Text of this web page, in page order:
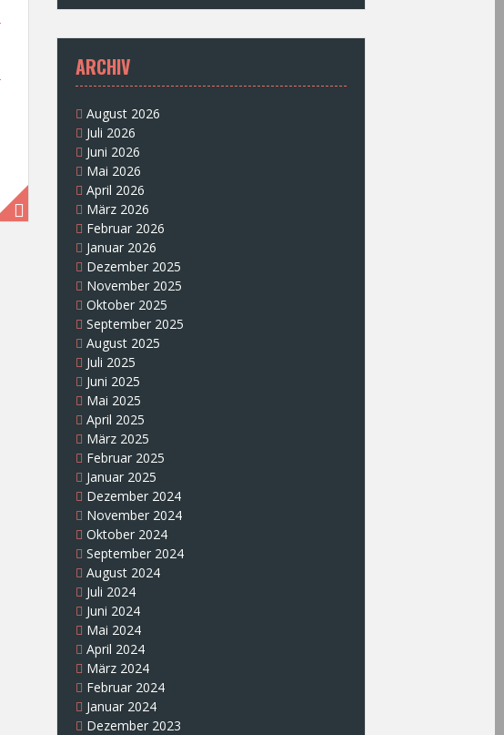
ARCHIV
August 2026
Juli 2026
Juni 2026
Mai 2026
April 2026
März 2026
Februar 2026
Januar 2026
Dezember 2025
November 2025
Oktober 2025
September 2025
August 2025
Juli 2025
Juni 2025
Mai 2025
April 2025
März 2025
Februar 2025
Januar 2025
Dezember 2024
November 2024
Oktober 2024
September 2024
August 2024
Juli 2024
Juni 2024
Mai 2024
April 2024
März 2024
Februar 2024
Januar 2024
Dezember 2023